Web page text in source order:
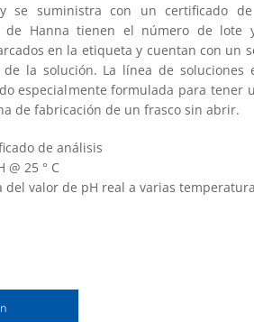
se suministra con un certificado de
de Hanna tienen el número de lote
en la etiqueta y cuentan con un
la solución. La línea de soluciones
especialmente formulada para tener
de fabricación de un frasco sin abrir.
de análisis
25 ° C
del valor de pH real a varias